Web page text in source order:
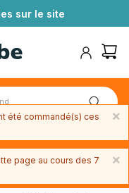
sur le site
en 4x sans frais
avec Paypal
×
été commandé(s) ces
×
page au cours des 7